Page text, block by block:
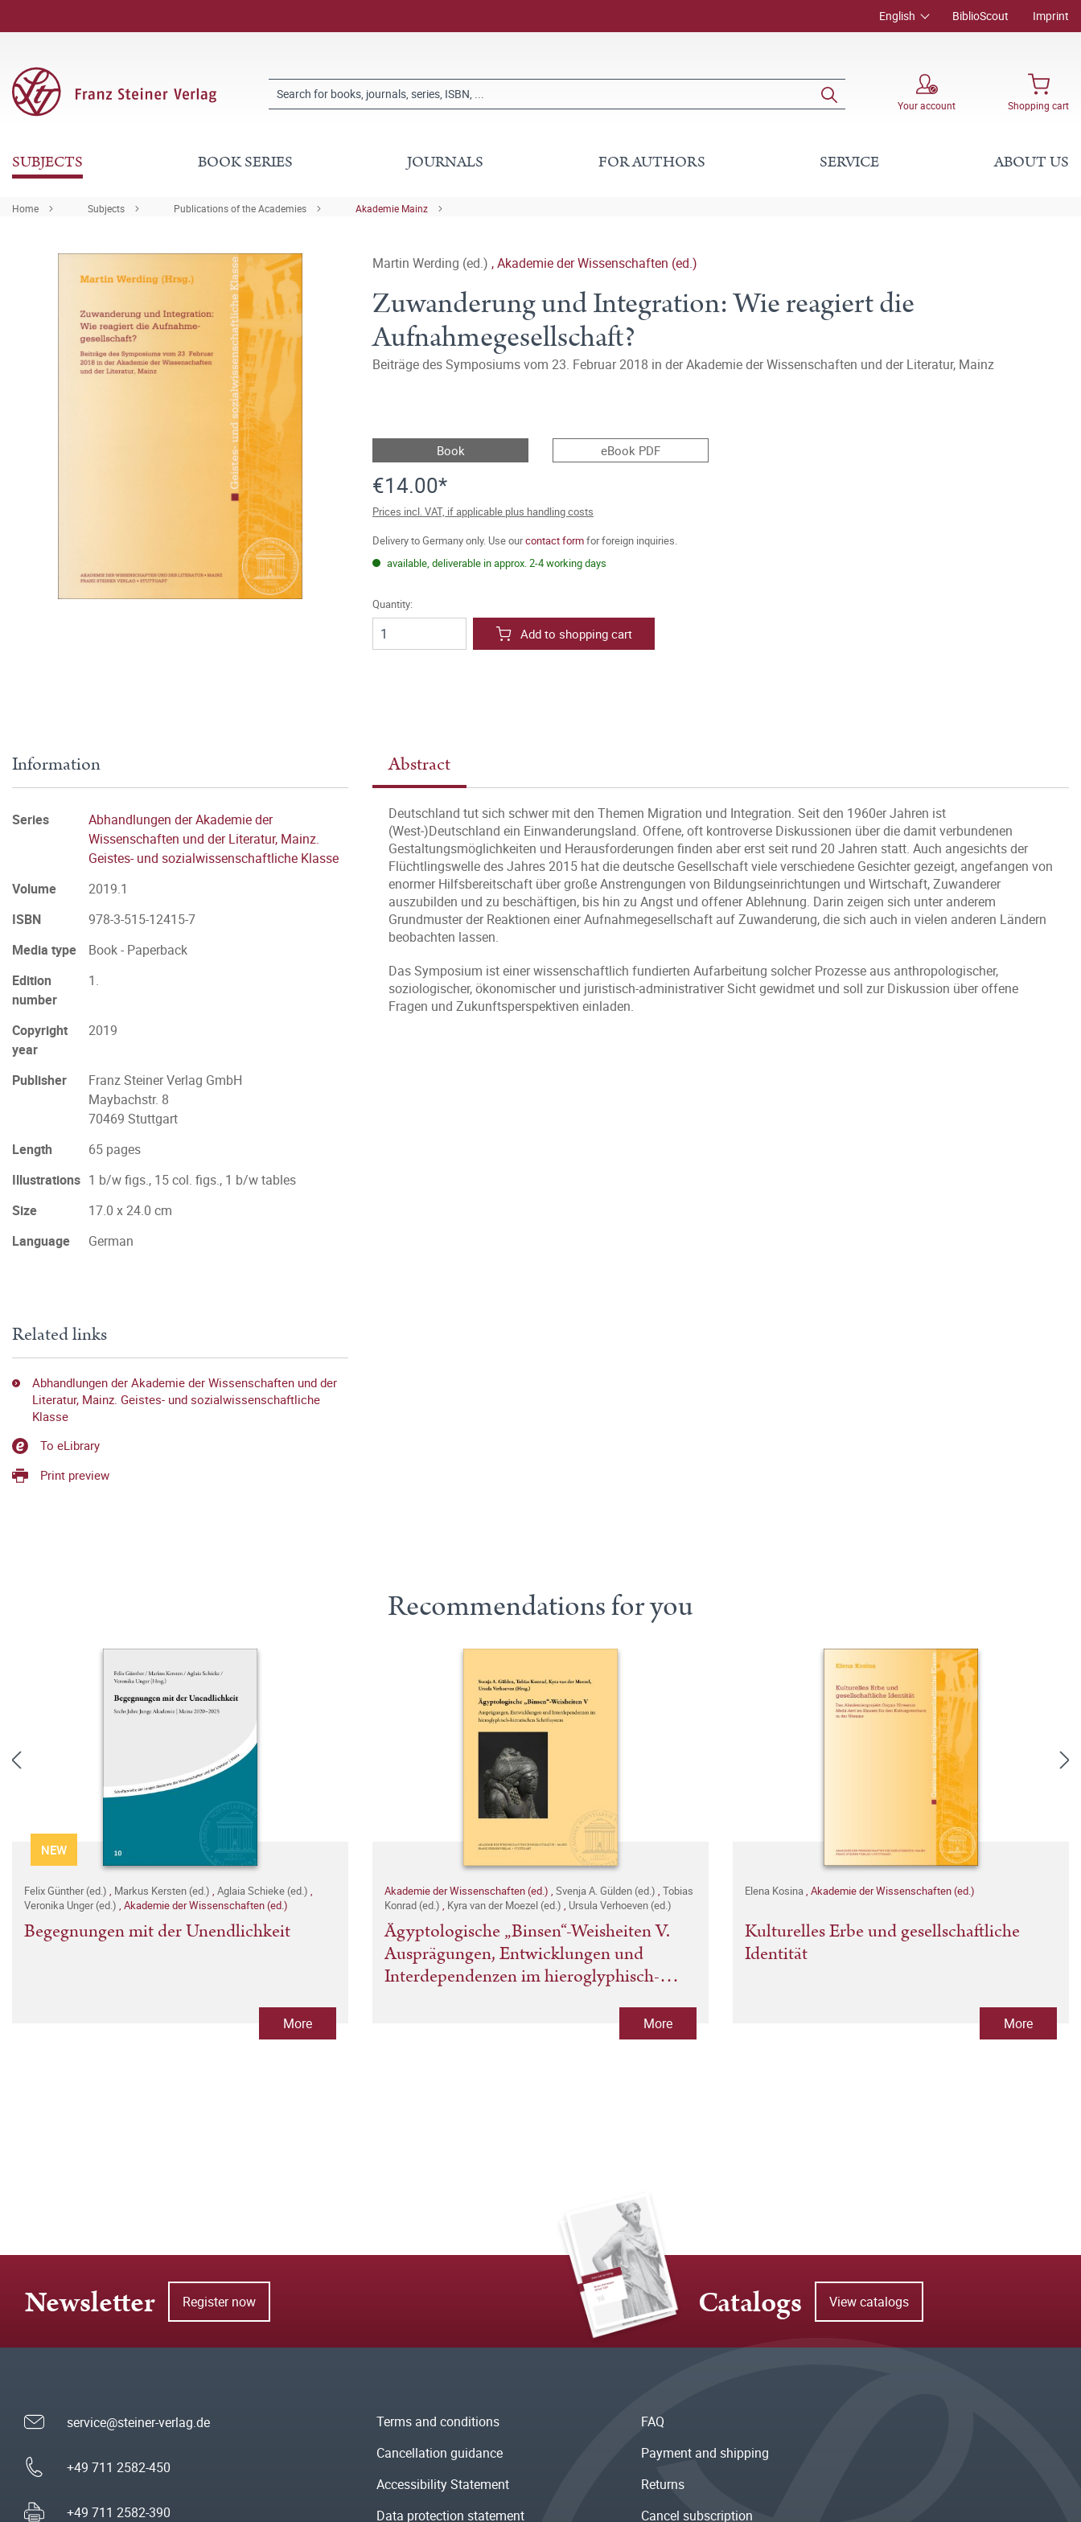
English BiblioScout Imprint
Your account Shopping cart
SUBJECTS BOOK SERIES JOURNALS FOR AUTHORS SERVICE ABOUT US
Home Subjects Publications of the Academies Akademie Mainz
Martin Werding (ed.) ,Akademie der Wissenschaften (ed.)
Zuwanderung und Integration: Wie reagiert die
Aufnahmegesellschaft?
Beiträge des Symposiums vom 23. Februar 2018 in der Akademie der Wissenschaften und der Literatur, Mainz
Book eBook PDF
€14.00*
Prices incl. VAT, if applicable plus handling costs
Delivery to Germany only. Use ourcontact formfor foreign inquiries.
available, deliverable in approx. 2-4 working days
Quantity:
Add to shopping cart
Abstract
Deutschland tut sich schwer mit den Themen Migration und Integration. Seit den 1960er Jahren ist
(West‑)Deutschland ein Einwanderungsland. Offene, oft kontroverse Diskussionen über die damit verbundenen
Gestaltungsmöglichkeiten und Herausforderungen finden aber erst seit rund 20 Jahren statt. Auch angesichts der
Flüchtlingswelle des Jahres 2015 hat die deutsche Gesellschaft viele verschiedene Gesichter gezeigt, angefangen von
enormer Hilfsbereitschaft über große Anstrengungen von Bildungseinrichtungen und Wirtschaft, Zuwanderer
auszubilden und zu beschäftigen, bis hin zu Angst und offener Ablehnung. Darin zeigen sich unter anderem
Grundmuster der Reaktionen einer Aufnahmegesellschaft auf Zuwanderung, die sich auch in vielen anderen Ländern
beobachten lassen.
Das Symposium ist einer wissenschaftlich fundierten Aufarbeitung solcher Prozesse aus anthropologischer,
soziologischer, ökonomischer und juristisch-administrativer Sicht gewidmet und soll zur Diskussion über offene
Fragen und Zukunftsperspektiven einladen.
Information
Series
Abhandlungen der Akademie der
Wissenschaften und der Literatur, Mainz.
Geistes- und sozialwissenschaftliche Klasse
Volume
2019.1
ISBN
978-3-515-12415-7
Media type
Book - Paperback
Edition
number
1.
Copyright
year
2019
Publisher
Franz Steiner Verlag GmbH
Maybachstr. 8
70469 Stuttgart
Length
65 pages
Illustrations 1 b/w figs., 15 col. figs., 1 b/w tables
Size
17.0 x 24.0 cm
Language
German
Related links
Abhandlungen der Akademie der Wissenschaften und der
Literatur, Mainz. Geistes- und sozialwissenschaftliche
Klasse
To eLibrary
Print preview
Recommendations for you
NEW
Felix Günther (ed.) Markus Kersten (ed.) Aglaia Schieke (ed.)
Veronika Unger (ed.) Akademie der Wissenschaften (ed.)
Begegnungen mit der Unendlichkeit
More
Akademie der Wissenschaften (ed.) Svenja A. Gülden (ed.) Tobias
Konrad (ed.)
Kyra van der Moezel (ed.) Ursula Verhoeven (ed.)
Ägyptologische „Binsen“-Weisheiten V.
Ausprägungen, Entwicklungen und
Interdependenzen im hieroglyphisch-
More
Elena Kosina Akademie der Wissenschaften (ed.)
Kulturelles Erbe und gesellschaftliche
Identität
More
Newsletter Register now Catalogs View catalogs
service@steiner-verlag.de
+49 711 2582-450
+49 711 2582-390
Terms and conditions
Cancellation guidance
Accessibility Statement
Data protection statement
FAQ
Payment and shipping
Returns
Cancel subscription